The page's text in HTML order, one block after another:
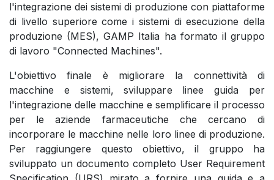
l'integrazione dei sistemi di produzione con piattaforme
di livello superiore come i sistemi di esecuzione della
produzione (MES), GAMP Italia ha formato il gruppo
di lavoro "Connected Machines".
L'obiettivo finale è migliorare la connettività di
macchine e sistemi, sviluppare linee guida per
l'integrazione delle macchine e semplificare il processo
per le aziende farmaceutiche che cercano di
incorporare le macchine nelle loro linee di produzione.
Per raggiungere questo obiettivo, il gruppo ha
sviluppato un documento completo User Requirement